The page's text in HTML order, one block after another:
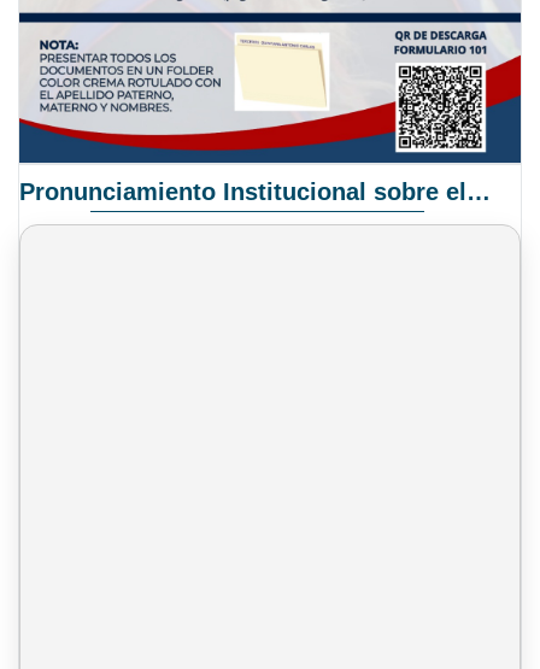
Pronunciamiento Institucional sobre el Proyecto de Ley N° 068/2025-2026 C.S.